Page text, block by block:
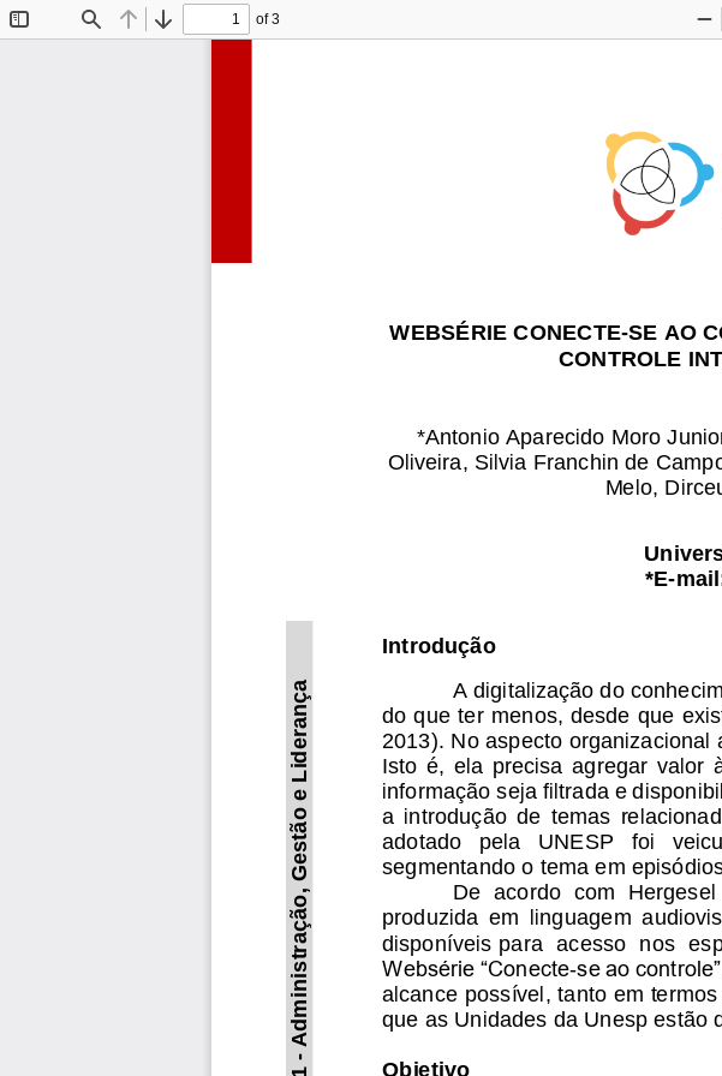
Find Previous
Next
of 3
WEBSÉRIE CONECTE-SE AO
CONTROLE
*Antonio Aparecido Moro
Oliveira,
Silvia Franchin de
Melo,
*E-
Introdução
A digitalização do
do que ter menos, desde que
2013). No aspecto organizacional
Isto  é,  ela  precisa  agregar  valor
informação seja filtrada e
a  introdução  de  temas
adotado   pela   UNESP   foi
segmentando o tema em
De  acordo  com
produzida  em  linguagem
disponíveis para  acesso  nos
Websérie “Conecte-se ao
alcance possível, tanto em
que as Unidades da Unesp estão
Objetivo
Administração, Gestão e Liderança